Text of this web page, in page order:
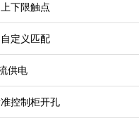
下限触点
定义匹配
供电
控制柜开孔